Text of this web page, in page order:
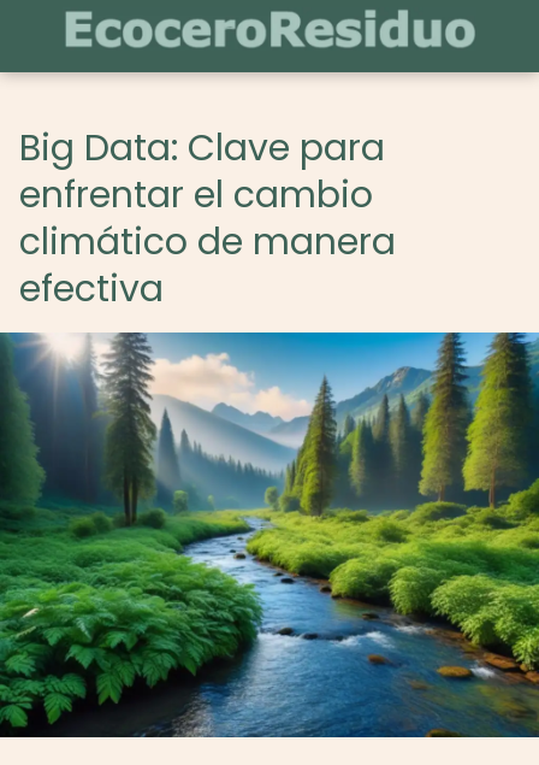
Big Data: Clave para
enfrentar el cambio
climático de manera
efectiva